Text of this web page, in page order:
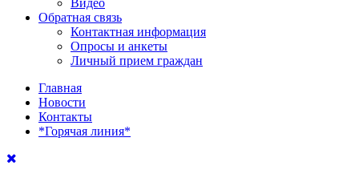
Видео
Обратная связь
Контактная информация
Опросы и анкеты
Личный прием граждан
Главная
Новости
Контакты
*Горячая линия*